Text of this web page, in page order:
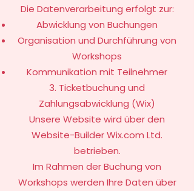
Die Datenverarbeitung erfolgt zur:
Abwicklung von Buchungen
Organisation und Durchführung von
Workshops
Kommunikation mit Teilnehmer
3. Ticketbuchung und
Zahlungsabwicklung (Wix)
Unsere Website wird über den
Website-Builder Wix.com Ltd.
betrieben.
Im Rahmen der Buchung von
Workshops werden Ihre Daten über